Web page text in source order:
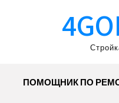
ПОМОЩНИК ПО